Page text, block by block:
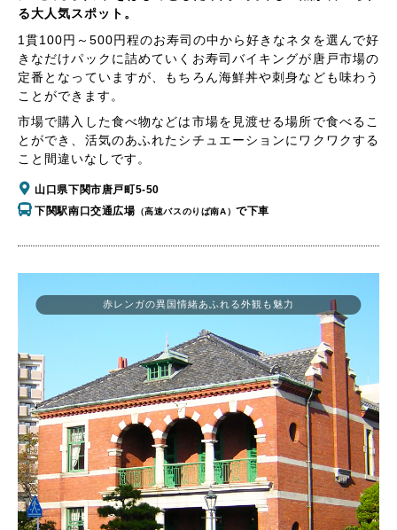
る大人気スポット。
1貫100円～500円程のお寿司の中から好きなネタを選んで好
きなだけパックに詰めていくお寿司バイキングが唐戸市場の
定番となっていますが、もちろん海鮮丼や刺身なども味わう
ことができます。
市場で購入した食べ物などは市場を見渡せる場所で食べるこ
とができ、活気のあふれたシチュエーションにワクワクする
こと間違いなしです。
山口県下関市唐戸町5-50
下関駅南口交通広場 （高速バスのりば南A）で下車
赤レンガの異国情緒あふれる外観も魅力